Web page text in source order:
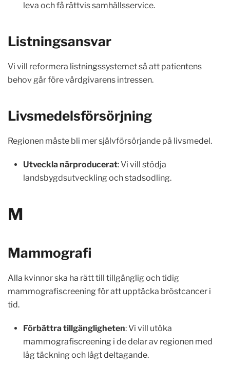
leva och få rättvis samhällsservice.
Listningsansvar
Vi vill reformera listningssystemet så att patientens
behov går före vårdgivarens intressen.
Livsmedelsförsörjning
Regionen måste bli mer självförsörjande på livsmedel.
Utveckla närproducerat: Vi vill stödja
landsbygdsutveckling och stadsodling.
M
Mammografi
Alla kvinnor ska ha rätt till tillgänglig och tidig
mammografiscreening för att upptäcka bröstcancer i
tid.
Förbättra tillgängligheten: Vi vill utöka
mammografiscreening i de delar av regionen med
låg täckning och lågt deltagande.